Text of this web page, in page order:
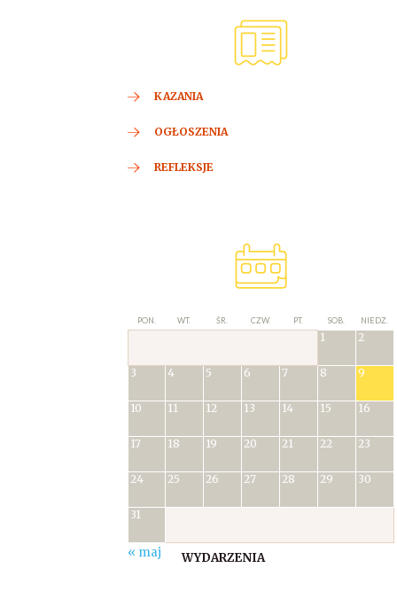
KAZANIA
OGŁOSZENIA
REFLEKSJE
PON. WT. ŚR. CZW. PT. SOB. NIEDZ.
1 2
3 4 5 6 7 8 9
10 11 12 13 14 15 16
17 18 19 20 21 22 23
24 25 26 27 28 29 30
31
« maj WYDARZENIA